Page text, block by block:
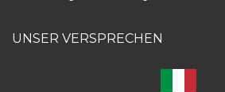
UNSER VERSPRECHEN